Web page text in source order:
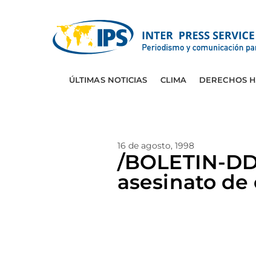
ÚLTIMAS NOTICIAS CLIMA DERECHOS
16 de agosto, 1998
/BOLETIN-
asesinato